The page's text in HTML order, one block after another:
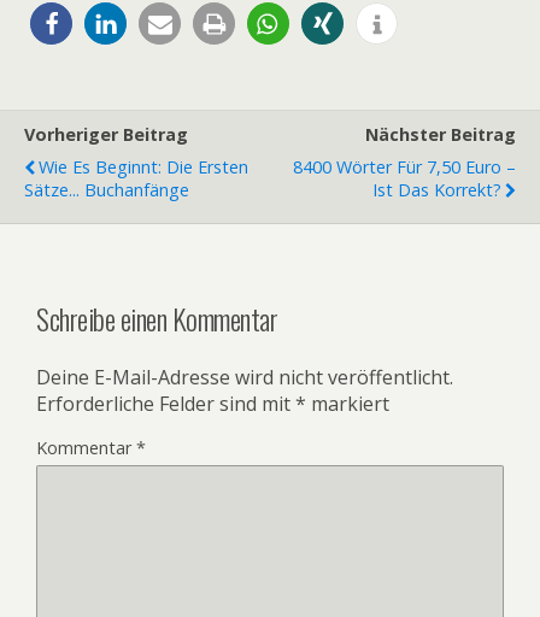
Vorheriger Beitrag
Wie Es Beginnt: Die Ersten
Sätze... Buchanfänge
Nächster Beitrag
8400 Wörter Für 7,50 Euro –
Ist Das Korrekt?
Schreibe einen Kommentar
Deine E-Mail-Adresse wird nicht veröffentlicht.
Erforderliche Felder sind mit* markiert
Kommentar*